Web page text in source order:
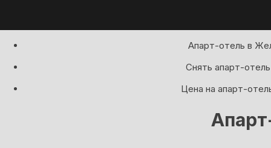
Апарт-отель в
Снять апарт-
Цена на апарт-